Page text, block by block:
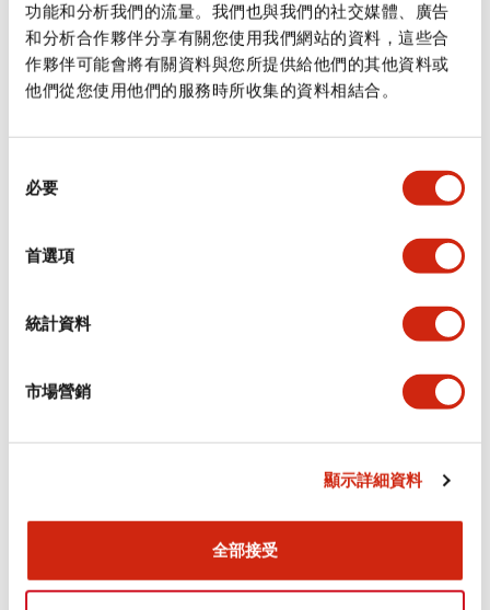
功能和分析我們的流量。我們也與我們的社交媒體、廣告
和分析合作夥伴分享有關您使用我們網站的資料，這些合
作夥伴可能會將有關資料與您所提供給他們的其他資料或
他們從您使用他們的服務時所收集的資料相結合。
必要
首選項
統計資料
市場營銷
顯示詳細資料
全部接受
規格 顯示全部
審美規範
環境規範
功能規格